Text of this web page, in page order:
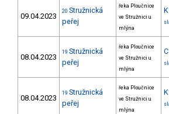
09.04.2023
20 Stružnická
peřej
řeka Ploučnice
ve Stružnici u
mlýna
08.04.2023
19 Stružnická
peřej
řeka Ploučnice
ve Stružnici u
mlýna
08.04.2023
19 Stružnická
peřej
řeka Ploučnice
ve Stružnici u
mlýna